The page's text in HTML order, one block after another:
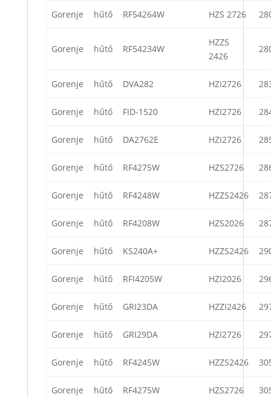
Gorenje hűtő RF54264W HZS 2726
Gorenje hűtő RF54234W
HZZS
2426
Gorenje hűtő DVA282 HZI2726
Gorenje hűtő FID-1520 HZI2726
Gorenje hűtő DA2762E HZI2726
Gorenje hűtő RF4275W HZS2726
Gorenje hűtő RF4248W HZZS2426
Gorenje hűtő RF4208W HZS2026
Gorenje hűtő KS240A+ HZZS2426
Gorenje hűtő RFI4205W HZI2026
Gorenje hűtő GRI23DA HZZI2426
Gorenje hűtő GRI29DA HZI2726
Gorenje hűtő RF4245W HZZS2426
Gorenje hűtő RF4275W HZS2726